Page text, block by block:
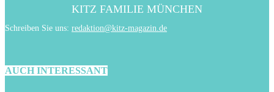
KITZ FAMILIE MÜNCHEN
Schreiben Sie uns: redaktion@kitz-magazin.de
AUCH INTERESSANT